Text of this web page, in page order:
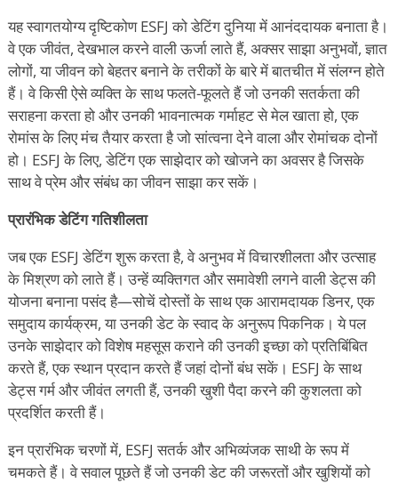
यह स्वागतयोग्य दृष्टिकोण ESFJ को डेटिंग दुनिया में आनंददायक बनाता है।
वे एक जीवंत, देखभाल करने वाली ऊर्जा लाते हैं, अक्सर साझा अनुभवों, ज्ञात
लोगों, या जीवन को बेहतर बनाने के तरीकों के बारे में बातचीत में संलग्न होते
हैं। वे किसी ऐसे व्यक्ति के साथ फलते-फूलते हैं जो उनकी सतर्कता की
सराहना करता हो और उनकी भावनात्मक गर्माहट से मेल खाता हो, एक
रोमांस के लिए मंच तैयार करता है जो सांत्वना देने वाला और रोमांचक दोनों
हो। ESFJ के लिए, डेटिंग एक साझेदार को खोजने का अवसर है जिसके
साथ वे प्रेम और संबंध का जीवन साझा कर सकें।
प्रारंभिक डेटिंग गतिशीलता
जब एक ESFJ डेटिंग शुरू करता है, वे अनुभव में विचारशीलता और उत्साह
के मिश्रण को लाते हैं। उन्हें व्यक्तिगत और समावेशी लगने वाली डेट्स की
योजना बनाना पसंद है—सोचें दोस्तों के साथ एक आरामदायक डिनर, एक
समुदाय कार्यक्रम, या उनकी डेट के स्वाद के अनुरूप पिकनिक। ये पल
उनके साझेदार को विशेष महसूस कराने की उनकी इच्छा को प्रतिबिंबित
करते हैं, एक स्थान प्रदान करते हैं जहां दोनों बंध सकें। ESFJ के साथ
डेट्स गर्म और जीवंत लगती हैं, उनकी खुशी पैदा करने की कुशलता को
प्रदर्शित करती हैं।
इन प्रारंभिक चरणों में, ESFJ सतर्क और अभिव्यंजक साथी के रूप में
चमकते हैं। वे सवाल पूछते हैं जो उनकी डेट की जरूरतों और खुशियों को